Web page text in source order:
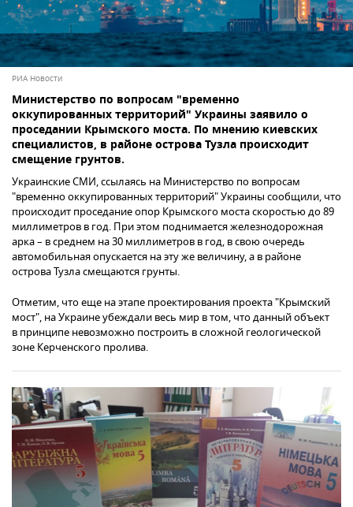
РИА Новости
Министерство по вопросам "временно
оккупированных территорий" Украины заявило о
проседании Крымского моста. По мнению киевских
специалистов, в районе острова Тузла происходит
смещение грунтов.
Украинские СМИ, ссылаясь на Министерство по вопросам
"временно оккупированных территорий" Украины сообщили, что
происходит проседание опор Крымского моста скоростью до 89
миллиметров в год. При этом поднимается железнодорожная
арка – в среднем на 30 миллиметров в год, в свою очередь
автомобильная опускается на эту же величину, а в районе
острова Тузла смещаются грунты.
Отметим, что еще на этапе проектирования проекта "Крымский
мост", на Украине убеждали весь мир в том, что данный объект
в принципе невозможно построить в сложной геологической
зоне Керченского пролива.